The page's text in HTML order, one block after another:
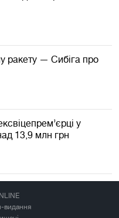
ракету — Сибіга про
у
13,9 млн грн
видання